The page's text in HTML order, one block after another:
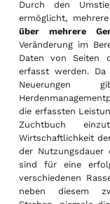
Durch den
ermöglicht,
über mehrere
Veränderung im
Daten von Seiten
erfasst werden.
Neuerungen
die erfassten
Zuchtbuch
Wirtschaftlichkeit
der Nutzungsdauer
sind für eine
verschiedenen
neben diesem